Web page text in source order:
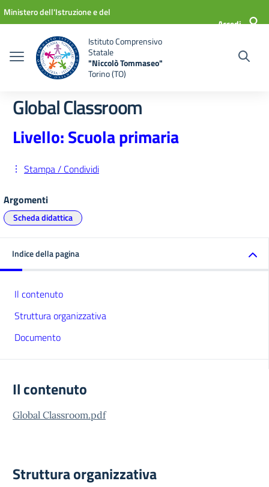
Vai ai contenuti
Vai al menu di navigazione
Vai al footer
Ministero dell'Istruzione e del
Accedi
Istituto Comprensivo
Statale
"Niccolò Tommaseo"
Torino (TO)
Global Classroom
Livello: Scuola primaria
Stampa / Condividi
Argomenti
Scheda didattica
Indice della pagina
Il contenuto
Struttura organizzativa
Documento
Il contenuto
Global Classroom.pdf
Struttura organizzativa